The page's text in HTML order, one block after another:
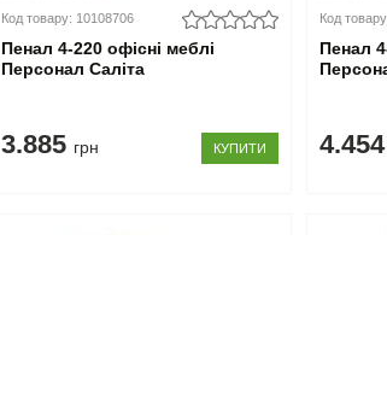
Код товару: 10108706
Пенал 4-220 офісні меблі
Персонал Саліта
3.885 грн КУПИТИ
Код
Пенал
4.454